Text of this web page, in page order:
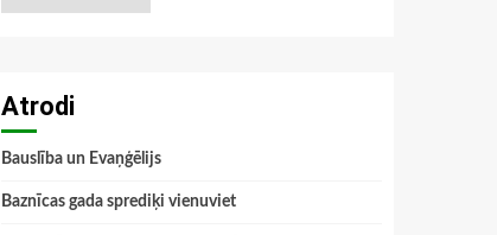
Atrodi
Bauslība un Evaņģēlijs
Baznīcas gada sprediķi vienuviet